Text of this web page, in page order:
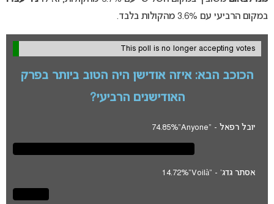
במקום הרביעי עם 3.6% מהקולות בלבד.
This poll is no longer accepting votes
הכוכב הבא: איזה אודישן היה הטוב ביותר בפרק
האודישנים הרביעי?
יובל רפאל - "Anyone" 74.85%
אסתר גדג' - "Voilà" 14.72%